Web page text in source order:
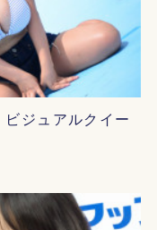
ジュアルクイー